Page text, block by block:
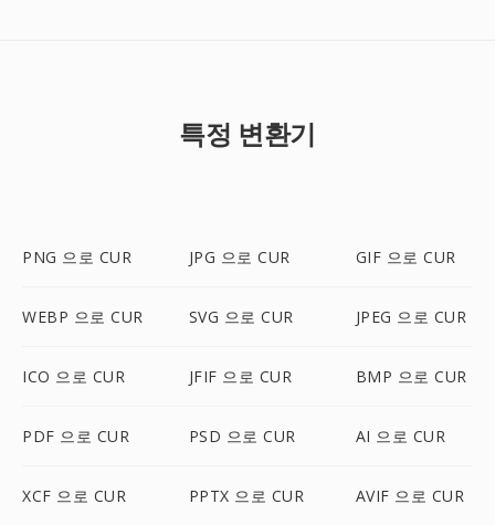
특정 변환기
PNG 으로 CUR JPG 으로 CUR GIF 으로 CUR
WEBP 으로 CUR SVG 으로 CUR JPEG 으로 CUR
ICO 으로 CUR JFIF 으로 CUR BMP 으로 CUR
PDF 으로 CUR PSD 으로 CUR AI 으로 CUR
XCF 으로 CUR PPTX 으로 CUR AVIF 으로 CUR